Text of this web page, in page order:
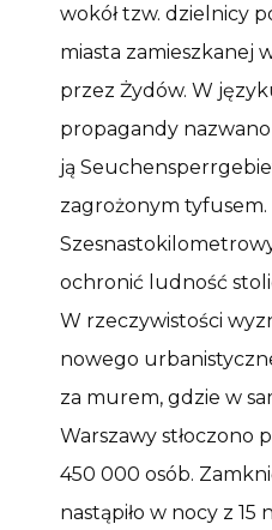
wokół tzw. dzielnicy
miasta zamieszkanej
przez Żydów. W
propagandy nazwano
ją
zagrożonym tyfusem.
ochronić ludność
W rzeczywistości
nowego
za murem, gdzie w
Warszawy stłoczono
450 000 osób.
nastąpiło w nocy z 15